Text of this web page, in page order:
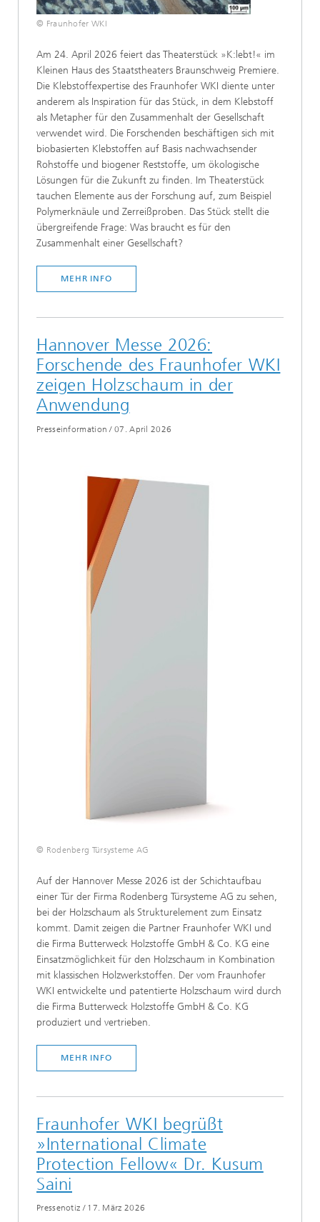
© Fraunhofer WKI
Am 24. April 2026 feiert das Theaterstück »K:lebt!« im
Kleinen Haus des Staatstheaters Braunschweig Premiere.
Die Klebstoffexpertise des Fraunhofer WKI diente unter
anderem als Inspiration für das Stück, in dem Klebstoff
als Metapher für den Zusammenhalt der Gesellschaft
verwendet wird. Die Forschenden beschäftigen sich mit
biobasierten Klebstoffen auf Basis nachwachsender
Rohstoffe und biogener Reststoffe, um ökologische
Lösungen für die Zukunft zu finden. Im Theaterstück
tauchen Elemente aus der Forschung auf, zum Beispiel
Polymerknäule und Zerreißproben. Das Stück stellt die
übergreifende Frage: Was braucht es für den
Zusammenhalt einer Gesellschaft?
MEHR INFO
Hannover Messe 2026:
Forschende des Fraunhofer WKI
zeigen Holzschaum in der
Anwendung
Presseinformation /07. April 2026
© Rodenberg Türsysteme AG
Auf der Hannover Messe 2026 ist der Schichtaufbau
einer Tür der Firma Rodenberg Türsysteme AG zu sehen,
bei der Holzschaum als Strukturelement zum Einsatz
kommt. Damit zeigen die Partner Fraunhofer WKI und
die Firma Butterweck Holzstoffe GmbH & Co. KG eine
Einsatzmöglichkeit für den Holzschaum in Kombination
mit klassischen Holzwerkstoffen. Der vom Fraunhofer
WKI entwickelte und patentierte Holzschaum wird durch
die Firma Butterweck Holzstoffe GmbH & Co. KG
produziert und vertrieben.
MEHR INFO
Fraunhofer WKI begrüßt
»International Climate
Protection Fellow« Dr. Kusum
Saini
Pressenotiz / 17. März 2026